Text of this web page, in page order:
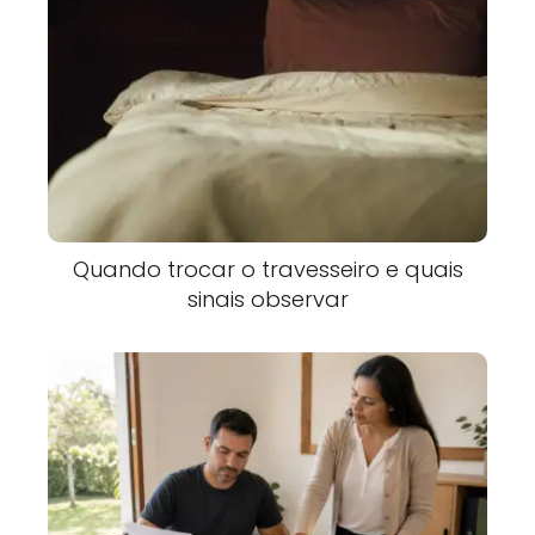
Quando trocar o travesseiro e quais
sinais observar